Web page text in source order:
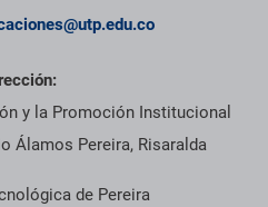
y la Promoción Institucional
Álamos Pereira, Risaralda
de Pereira